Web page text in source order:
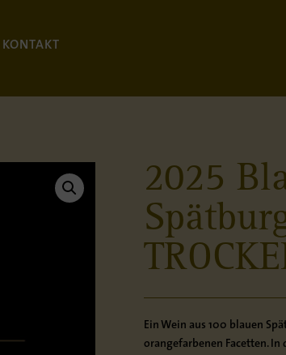
KONTAKT
2025
Ein Wein aus 100 blauen
orangefarbenen Facetten. In